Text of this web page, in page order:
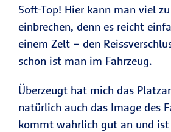
Soft-Top! Hier kann man viel
einbrechen, denn es reicht
einem Zelt – den
schon ist man im Fahrzeug.
Überzeugt hat mich das
natürlich auch das Image des
kommt wahrlich gut an und